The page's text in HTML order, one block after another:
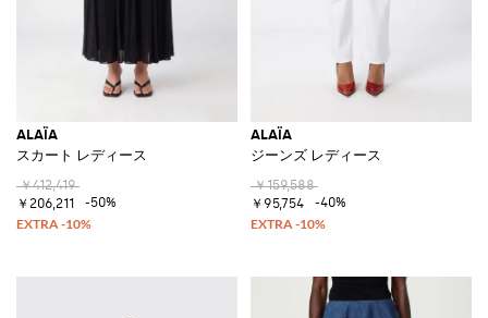
ALAÏA
スカート レディース
￥412,419
￥206,211
-50%
ALAÏA
ジーンズ レディース
￥159,588
￥95,754
-40%